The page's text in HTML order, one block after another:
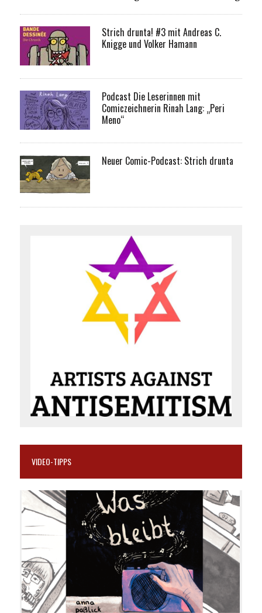
Strich drunta! #3 mit Andreas C.
Knigge und Volker Hamann
Podcast Die Leserinnen mit
Comiczeichnerin Rinah Lang: „Peri
Meno“
Neuer Comic-Podcast: Strich drunta
VIDEO-TIPPS